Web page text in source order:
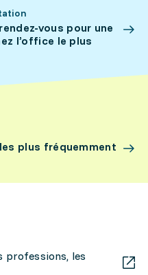
vous pour une
l’office le plus
plus fréquemment
professions, les